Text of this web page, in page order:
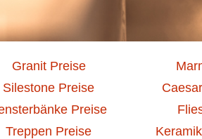
Granit Preise
Silestone Preise
Preise
Treppen Preise